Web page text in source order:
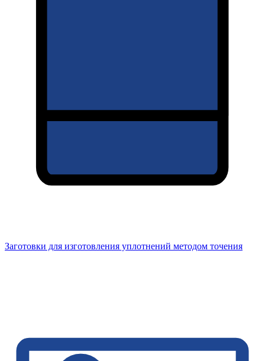
Заготовки для изготовления уплотнений методом точения